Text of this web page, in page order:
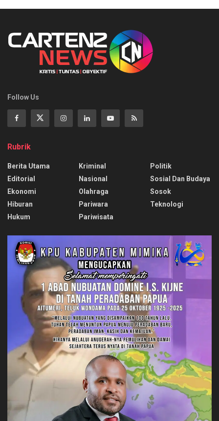
Follow Us
Rubrik
Berita Utama
Editorial
Ekonomi
Hiburan
Hukum
Kriminal
Nasional
Olahraga
Pariwara
Pariwisata
Politik
Sosial Dan Budaya
Sosok
Teknologi